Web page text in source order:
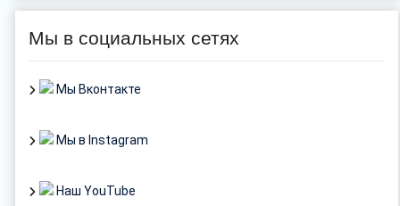
Мы в социальных сетях
Мы Вконтакте
Мы в Instagram
Наш YouTube